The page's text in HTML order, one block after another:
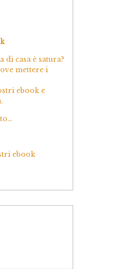
di casa è satura?
mettere i
ebook e
ebook